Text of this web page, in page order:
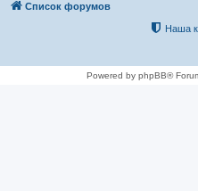
Список форумов
Наша
Powered by phpBB®